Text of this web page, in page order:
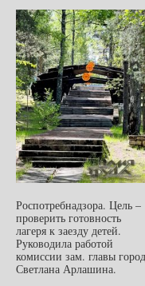
Роспотребнадзора. Цель –
проверить готовность
лагеря к заезду детей.
Руководила работой
комиссии зам. главы
Светлана Арлашина.